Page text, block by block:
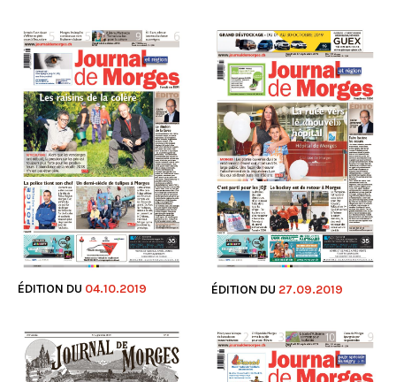
ÉDITION DU 04.10.2019 ÉDITION DU 27.09.2019